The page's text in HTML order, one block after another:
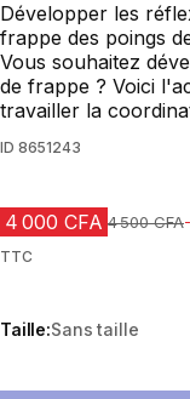
Développer les
frappe des poings
Vous souhaitez
de frappe ? Voici
travailler la
ID 8651243
4 000 CFA Prix avant
4 500 CFA
TTC
Taille:Sans taille